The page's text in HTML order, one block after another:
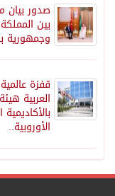
صدور بيان
بين
وجمهورية
قفزة
الأوروبية..